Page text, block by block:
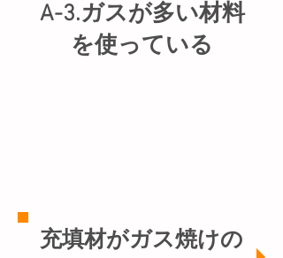
A-3.ガスが多い材料
を使っている
​充填材がガス焼けの